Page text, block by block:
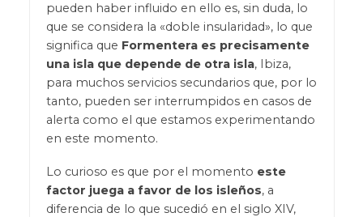
pueden haber influido en ello es, sin duda, lo
que se considera la «doble insularidad», lo que
significa que Formentera es precisamente
una isla que depende de otra isla, Ibiza,
para muchos servicios secundarios que, por lo
tanto, pueden ser interrumpidos en casos de
alerta como el que estamos experimentando
en este momento.
Lo curioso es que por el momento este
factor juega a favor de los isleños, a
diferencia de lo que sucedió en el siglo XIV,